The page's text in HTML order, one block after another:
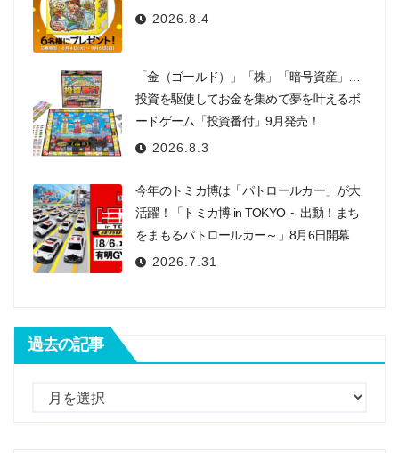
2026.8.4
「金（ゴールド）」「株」「暗号資産」…
投資を駆使してお金を集めて夢を叶えるボ
ードゲーム「投資番付」9月発売！
2026.8.3
今年のトミカ博は「パトロールカー」が大
活躍！「トミカ博 in TOKYO ～出動！まち
をまもるパトロールカー～」8月6日開幕
2026.7.31
過去の記事